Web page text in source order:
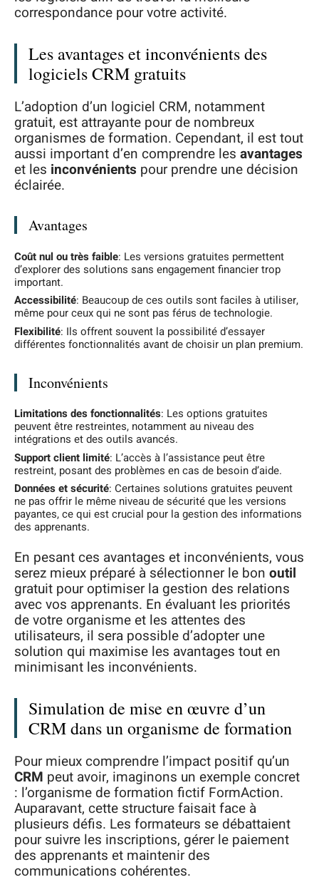
correspondance pour votre activité.
Les avantages et inconvénients des
logiciels CRM gratuits
L’adoption d’un logiciel CRM, notamment
gratuit, est attrayante pour de nombreux
organismes de formation. Cependant, il est tout
aussi important d’en comprendre les avantages
et les inconvénients pour prendre une décision
éclairée.
Avantages
Coût nul ou très faible: Les versions gratuites permettent
d’explorer des solutions sans engagement financier trop
important.
Accessibilité: Beaucoup de ces outils sont faciles à utiliser,
même pour ceux qui ne sont pas férus de technologie.
Flexibilité: Ils offrent souvent la possibilité d’essayer
différentes fonctionnalités avant de choisir un plan premium.
Inconvénients
Limitations des fonctionnalités: Les options gratuites
peuvent être restreintes, notamment au niveau des
intégrations et des outils avancés.
Support client limité: L’accès à l’assistance peut être
restreint, posant des problèmes en cas de besoin d’aide.
Données et sécurité: Certaines solutions gratuites peuvent
ne pas offrir le même niveau de sécurité que les versions
payantes, ce qui est crucial pour la gestion des informations
des apprenants.
En pesant ces avantages et inconvénients, vous
serez mieux préparé à sélectionner le bon outil
gratuit pour optimiser la gestion des relations
avec vos apprenants. En évaluant les priorités
de votre organisme et les attentes des
utilisateurs, il sera possible d’adopter une
solution qui maximise les avantages tout en
minimisant les inconvénients.
Simulation de mise en œuvre d’un
CRM dans un organisme de formation
Pour mieux comprendre l’impact positif qu’un
CRM peut avoir, imaginons un exemple concret
: l’organisme de formation fictif FormAction.
Auparavant, cette structure faisait face à
plusieurs défis. Les formateurs se débattaient
pour suivre les inscriptions, gérer le paiement
des apprenants et maintenir des
communications cohérentes.